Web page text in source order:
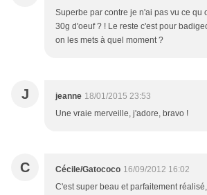
Superbe par contre je n'ai pas vu ce qu
30g d'oeuf ? ! Le reste c'est pour
on les mets à quel moment ?
J jeanne 18/01/2015 23:53
Une vraie merveille, j'adore, bravo !
C Cécile/Gatococo 16/09/2012 16:02
C'est super beau et parfaitement